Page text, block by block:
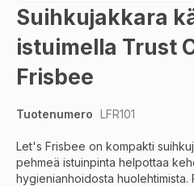
Skip
to
the
beginning
of
gallery
Suihkujakkara
istuimella Trust
Frisbee
Tuotenumero LFR101
Let's Frisbee on kompakti
pehmeä istuinpinta helpottaa
hygienianhoidosta